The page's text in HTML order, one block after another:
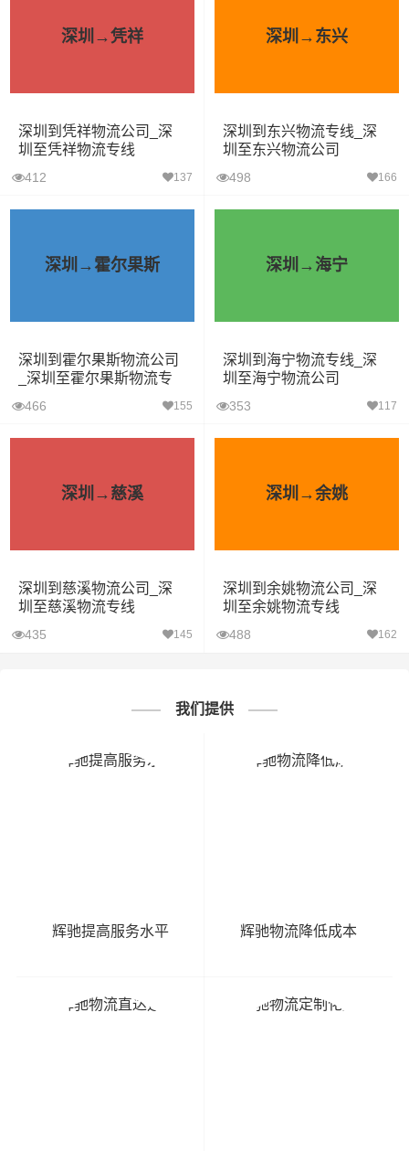
深圳→凭祥
深圳到凭祥物流公司_深
圳至凭祥物流专线
412 137
深圳→东兴
深圳到东兴物流专线_深
圳至东兴物流公司
498 166
深圳→霍尔果斯
深圳到霍尔果斯物流公司
_深圳至霍尔果斯物流专
466 155
深圳→海宁
深圳到海宁物流专线_深
圳至海宁物流公司
353 117
深圳→慈溪
深圳到慈溪物流公司_深
圳至慈溪物流专线
435 145
深圳→余姚
深圳到余姚物流公司_深
圳至余姚物流专线
488 162
我们提供
辉驰提高服务水平 辉驰物流降低成本